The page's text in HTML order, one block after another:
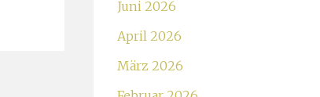
Juni 2026
April 2026
März 2026